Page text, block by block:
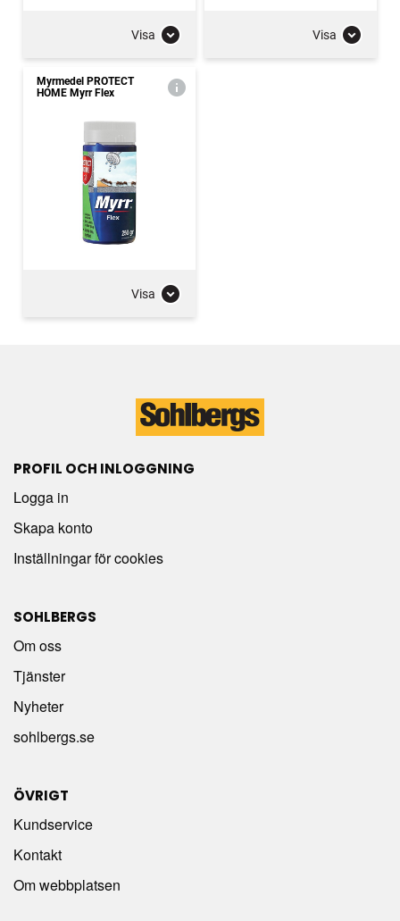
Visa Visa
Myrmedel PROTECT
HOME Myrr Flex
Visa
PROFIL OCH INLOGGNING
Logga in
Skapa konto
Inställningar för cookies
SOHLBERGS
Om oss
Tjänster
Nyheter
sohlbergs.se
ÖVRIGT
Kundservice
Kontakt
Om webbplatsen